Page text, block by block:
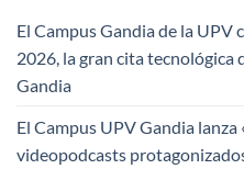
El Campus Gandia de la UPV
2026, la gran cita tecnológica
Gandia
El Campus UPV Gandia lanza
videopodcasts